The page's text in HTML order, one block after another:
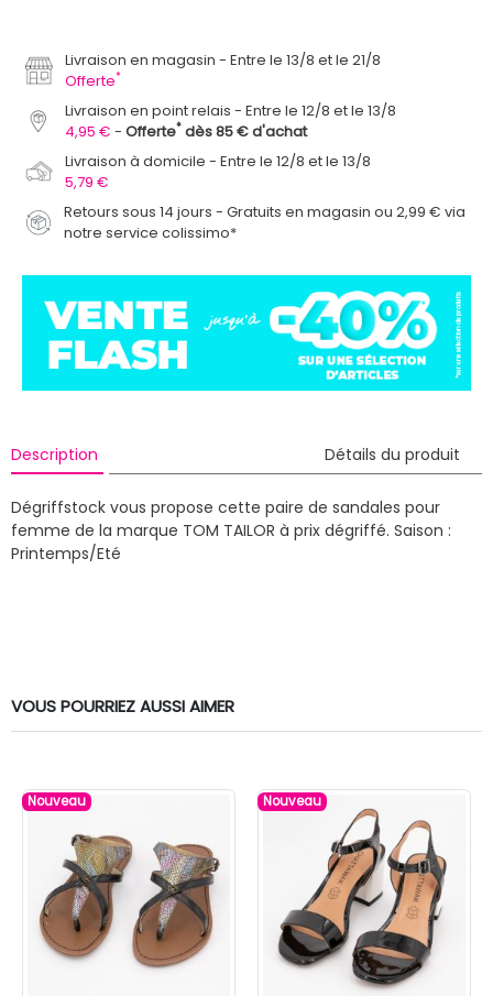
Livraison en magasin
Entre le 13/8 et le 21/8
Offerte*
Livraison en point relais
Entre le 12/8 et le 13/8
4,95 €
Offerte* dès 85 € d'achat
Livraison à domicile
Entre le 12/8 et le 13/8
5,79 €
Retours sous 14 jours - Gratuits en magasin ou 2,99 € via
notre service colissimo*
Description Détails du produit
Dégriffstock vous propose cette paire de sandales pour
femme de la marque TOM TAILOR à prix dégriffé. Saison :
Printemps/Eté
VOUS POURRIEZ AUSSI AIMER
Nouveau Nouveau